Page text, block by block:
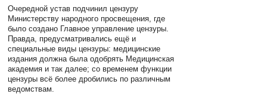
Очередной устав подчинил цензуру
Министерству народного просвещения, где
было создано Главное управление цензуры.
Правда, предусматривались ещё и
специальные виды цензуры: медицинские
издания должна была одобрять Медицинская
академия и так далее; со временем функции
цензуры всё более дробились по различным
ведомствам.